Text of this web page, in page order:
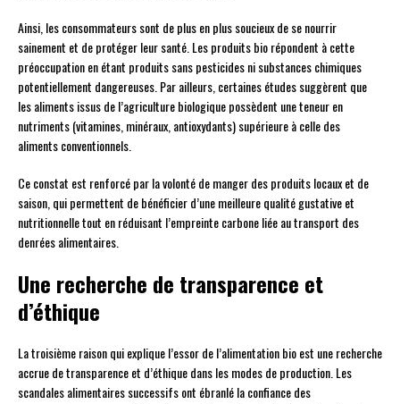
Ainsi, les consommateurs sont de plus en plus soucieux de se nourrir
sainement et de protéger leur santé. Les produits bio répondent à cette
préoccupation en étant produits sans pesticides ni substances chimiques
potentiellement dangereuses. Par ailleurs, certaines études suggèrent que
les aliments issus de l’agriculture biologique possèdent une teneur en
nutriments (vitamines, minéraux, antioxydants) supérieure à celle des
aliments conventionnels.
Ce constat est renforcé par la volonté de manger des produits locaux et de
saison, qui permettent de bénéficier d’une meilleure qualité gustative et
nutritionnelle tout en réduisant l’empreinte carbone liée au transport des
denrées alimentaires.
Une recherche de transparence et
d’éthique
La troisième raison qui explique l’essor de l’alimentation bio est une recherche
accrue de transparence et d’éthique dans les modes de production. Les
scandales alimentaires successifs ont ébranlé la confiance des